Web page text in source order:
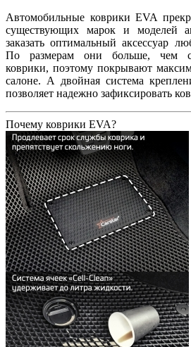
Автомобильные коврики EVA
существующих марок и моделей
заказать оптимальный аксессуар
По размерам они больше, чем
коврики, поэтому покрывают
салоне. А двойная система
позволяет надежно зафиксировать
Почему коврики EVA?